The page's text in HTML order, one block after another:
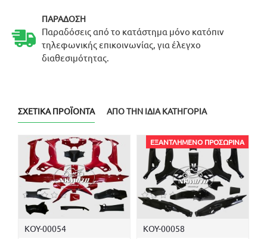
ΠΑΡΆΔΟΣΗ
Παραδόσεις από το κατάστημα μόνο κατόπιν
τηλεφωνικής επικοινωνίας, για έλεγχο
διαθεσιμότητας.
ΣΧΕΤΙΚΆ ΠΡΟΪΌΝΤΑ ΑΠΌ ΤΗΝ ΊΔΙΑ ΚΑΤΗΓΟΡΊΑ
ΚΟΥ-00054
ΕΞΑΝΤΛΗΜΈΝΟ ΠΡΟΣΩΡΙΝΆ
ΚΟΥ-00058